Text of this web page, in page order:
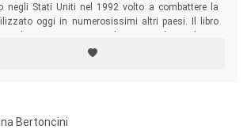
negli Stati Uniti nel 1992 volto a combattere la
oggi in numerosissimi altri paesi. Il libro
nonché diverse testimonianze e storie di
HF.
Bertoncini